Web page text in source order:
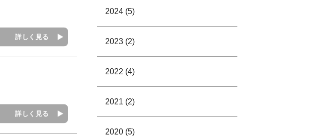
詳しく見る
詳しく見る
2024 (5)
2023 (2)
2022 (4)
2021 (2)
2020 (5)